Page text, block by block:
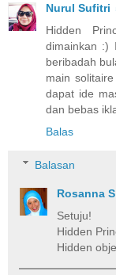
Nurul Sufitri
Hidden
dimainkan :)
beribadah
main
dapat ide
dan bebas
Balas
Balasan
Rosanna
Setuju!
Hidden
Hidden